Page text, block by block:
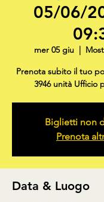
05/06/
mer 05 giu
  |
Prenota subito il tuo
3946 unità Ufficio
Biglietti non
Prenota
Data & Luogo